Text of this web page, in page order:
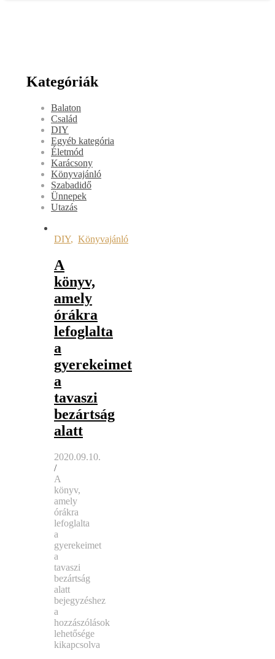
Kategóriák
Balaton
Család
DIY
Egyéb kategória
Életmód
Karácsony
Könyvajánló
Szabadidő
Ünnepek
Utazás
DIY, Könyvajánló
A
könyv,
amely
órákra
lefoglalta
a
gyerekeimet
a
tavaszi
bezártság
alatt
2020.09.10.
/
A
könyv,
amely
órákra
lefoglalta
a
gyerekeimet
a
tavaszi
bezártság
alatt
bejegyzéshez
a
hozzászólások
lehetősége
kikapcsolva